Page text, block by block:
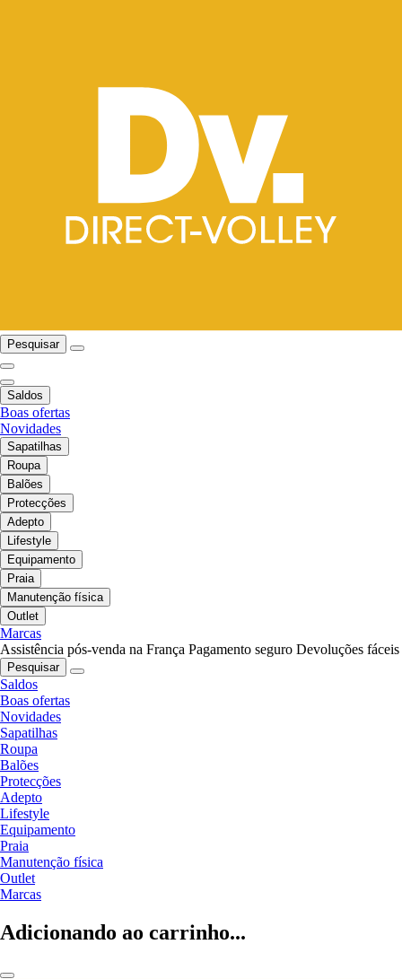
Pesquisar
Saldos
Boas ofertas
Novidades
Sapatilhas
Roupa
Balões
Protecções
Adepto
Lifestyle
Equipamento
Praia
Manutenção física
Outlet
Marcas
Assistência pós-venda na França Pagamento seguro Devoluções fáceis
Pesquisar
Saldos
Boas ofertas
Novidades
Sapatilhas
Roupa
Balões
Protecções
Adepto
Lifestyle
Equipamento
Praia
Manutenção física
Outlet
Marcas
Adicionando ao carrinho...